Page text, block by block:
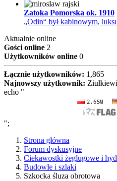
Zatoka Pomorska ok. 1910
„Odin“ był kabinowym,
Aktualnie online
Gości online 2
Użytkowników online 0
Łącznie użytkowników: 1,865
Najnowszy użytkownik:
echo "
";
Strona główna
Forum dyskusyjne
Ciekawostki żeglugowe i
Budowle i szlaki
Szkocka śluza obrotowa